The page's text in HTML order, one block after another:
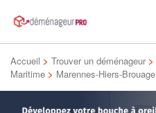
Accueil > Trouver un déménageur >
Maritime > Marennes-Hiers-Brouage